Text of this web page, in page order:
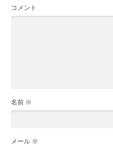
コメント
名前 ※
メール ※